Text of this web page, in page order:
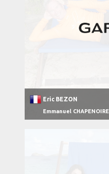
Eric BEZON
Emmanuel CHAPENOIRE